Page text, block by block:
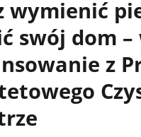
wymienić
swój dom –
z